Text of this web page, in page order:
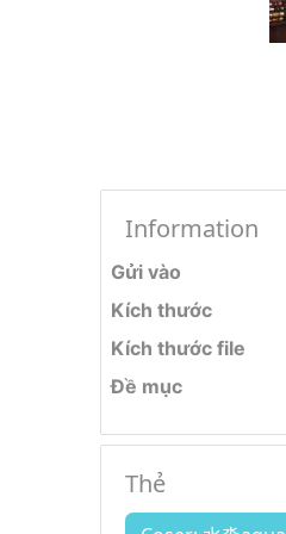
Information
Gửi vào
Kích thước
Kích thước file
Đề mục
Thẻ